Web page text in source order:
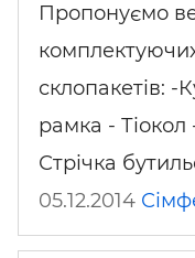
Пропонуємо
склопакетів: -
рамка -
Стрічка
05.12.2014